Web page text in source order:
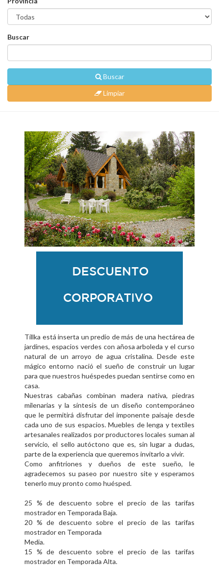
Buscar
Buscar
Limpiar
Tillka está inserta un predio de más de una hectárea de
jardines, espacios verdes con añosa arboleda y el curso
natural de un arroyo de agua cristalina. Desde este
mágico entorno nació el sueño de construir un lugar
para que nuestros huéspedes puedan sentirse como en
casa.
Nuestras cabañas combinan madera nativa, piedras
milenarias y la síntesis de un diseño contemporáneo
que le permitirá disfrutar del imponente paisaje desde
cada uno de sus espacios. Muebles de lenga y textiles
artesanales realizados por productores locales suman al
servicio, el sello autóctono que es, sin lugar a dudas,
parte de la experiencia que queremos invitarlo a vivir.
Como anfitriones y dueños de este sueño, le
agradecemos su paseo por nuestro site y esperamos
tenerlo muy pronto como huésped.
25 % de descuento sobre el precio de las tarifas
mostrador en Temporada Baja.
20 % de descuento sobre el precio de las tarifas
mostrador en Temporada
Media.
15 % de descuento sobre el precio de las tarifas
mostrador en Temporada Alta.